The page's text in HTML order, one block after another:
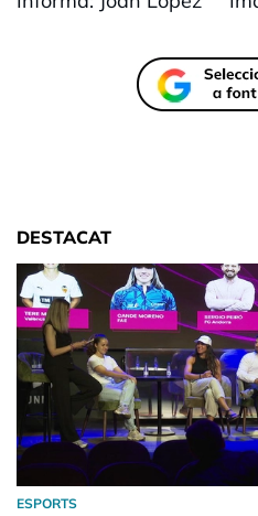
DESTACAT
ESPORTS